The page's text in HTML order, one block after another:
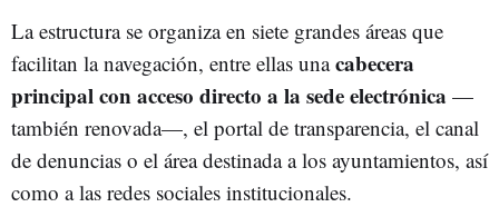
La estructura se organiza en siete grandes áreas que
facilitan la navegación, entre ellas unacabecera
principal con acceso directo a la sede electrónica —
también renovada—, el portal de transparencia, el canal
de denuncias o el área destinada a los ayuntamientos, así
como a las redes sociales institucionales.